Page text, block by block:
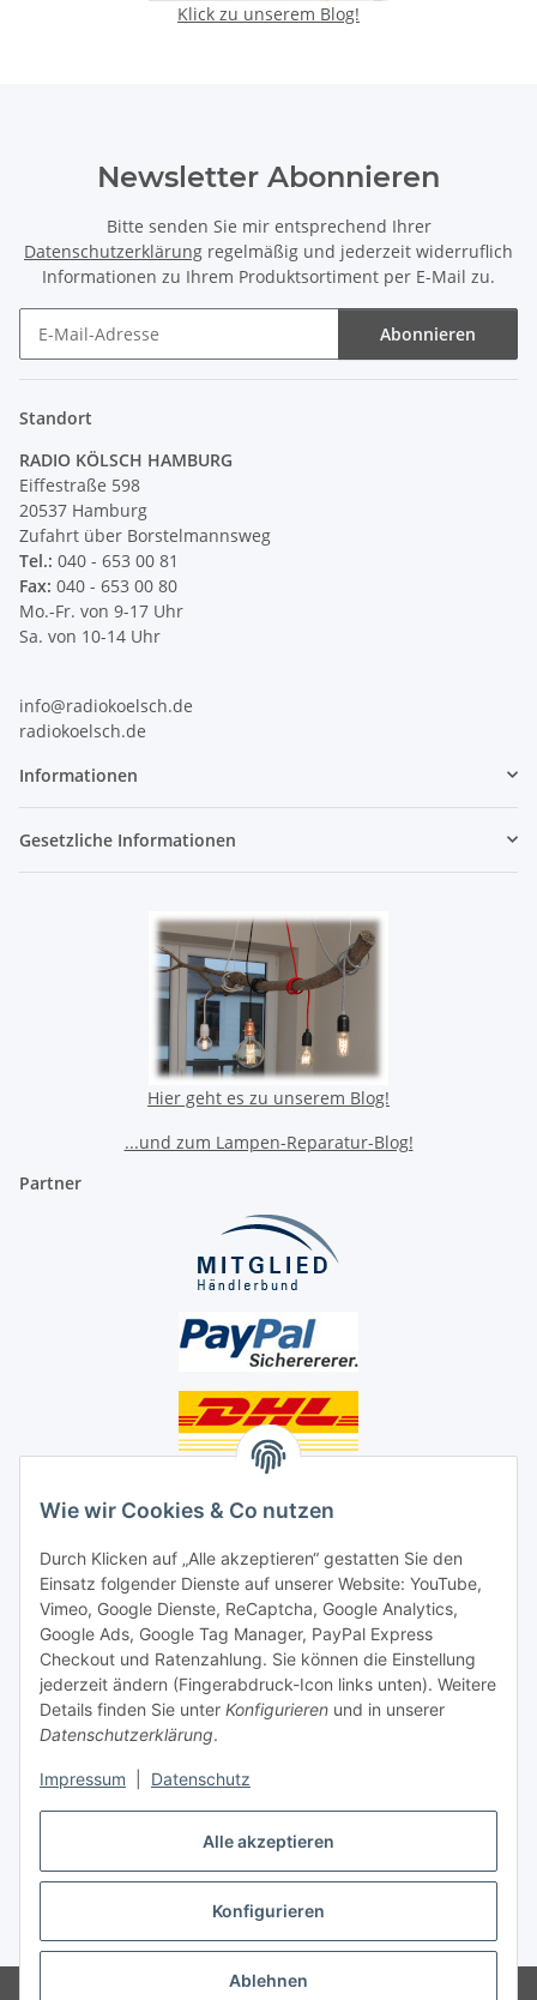
Alle akzeptieren
Konfigurieren
Ablehnen
Wie wir Cookies & Co nutzen
Durch Klicken auf „Alle akzeptieren“ gestatten Sie den
Einsatz folgender Dienste auf unserer Website: YouTube,
Vimeo, Google Dienste, ReCaptcha, Google Analytics,
Google Ads, Google Tag Manager, PayPal Express
Checkout und Ratenzahlung. Sie können die Einstellung
jederzeit ändern (Fingerabdruck-Icon links unten). Weitere
Details finden Sie unter Konfigurieren und in unserer
Datenschutzerklärung.
Impressum Datenschutz
Klick zu unserem Blog!
Newsletter Abonnieren
Bitte senden Sie mir entsprechend Ihrer
Datenschutzerklärung regelmäßig und jederzeit widerruflich
Informationen zu Ihrem Produktsortiment per E-Mail zu.
Abonnieren
Standort
RADIO KÖLSCH HAMBURG
Eiffestraße 598
20537 Hamburg
Zufahrt über Borstelmannsweg
Tel.: 040 - 653 00 81
Fax: 040 - 653 00 80
Mo.-Fr. von 9-17 Uhr
Sa. von 10-14 Uhr
info@radiokoelsch.de
radiokoelsch.de
Informationen
Gesetzliche Informationen
Hier geht es zu unserem Blog!
...und zum Lampen-Reparatur-Blog!
Partner
Social Media
Unsere Dienstleistungen
Lampenreparatur
Lichtservice für Senioren
Vertrag widerrufen
* Alle Preise inkl. gesetzlicher USt., ** siehe Lieferbedingungen, zzgl.
Versand